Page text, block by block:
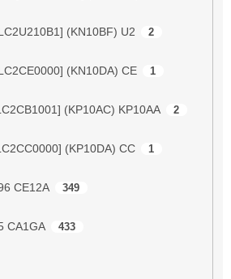
(KN10BF) U2 2
(KN10DA) CE 1
(KP10AC) KP10AA 2
(KP10DA) CC 1
CE12A 349
CA1GA 433